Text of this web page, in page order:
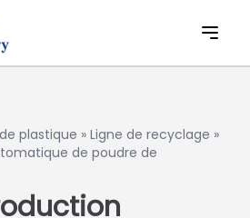
plastique » Ligne de recyclage »
de poudre de